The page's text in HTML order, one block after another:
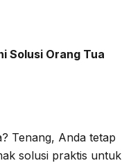
Solusi Orang Tua
Tenang, Anda tetap
solusi praktis untuk